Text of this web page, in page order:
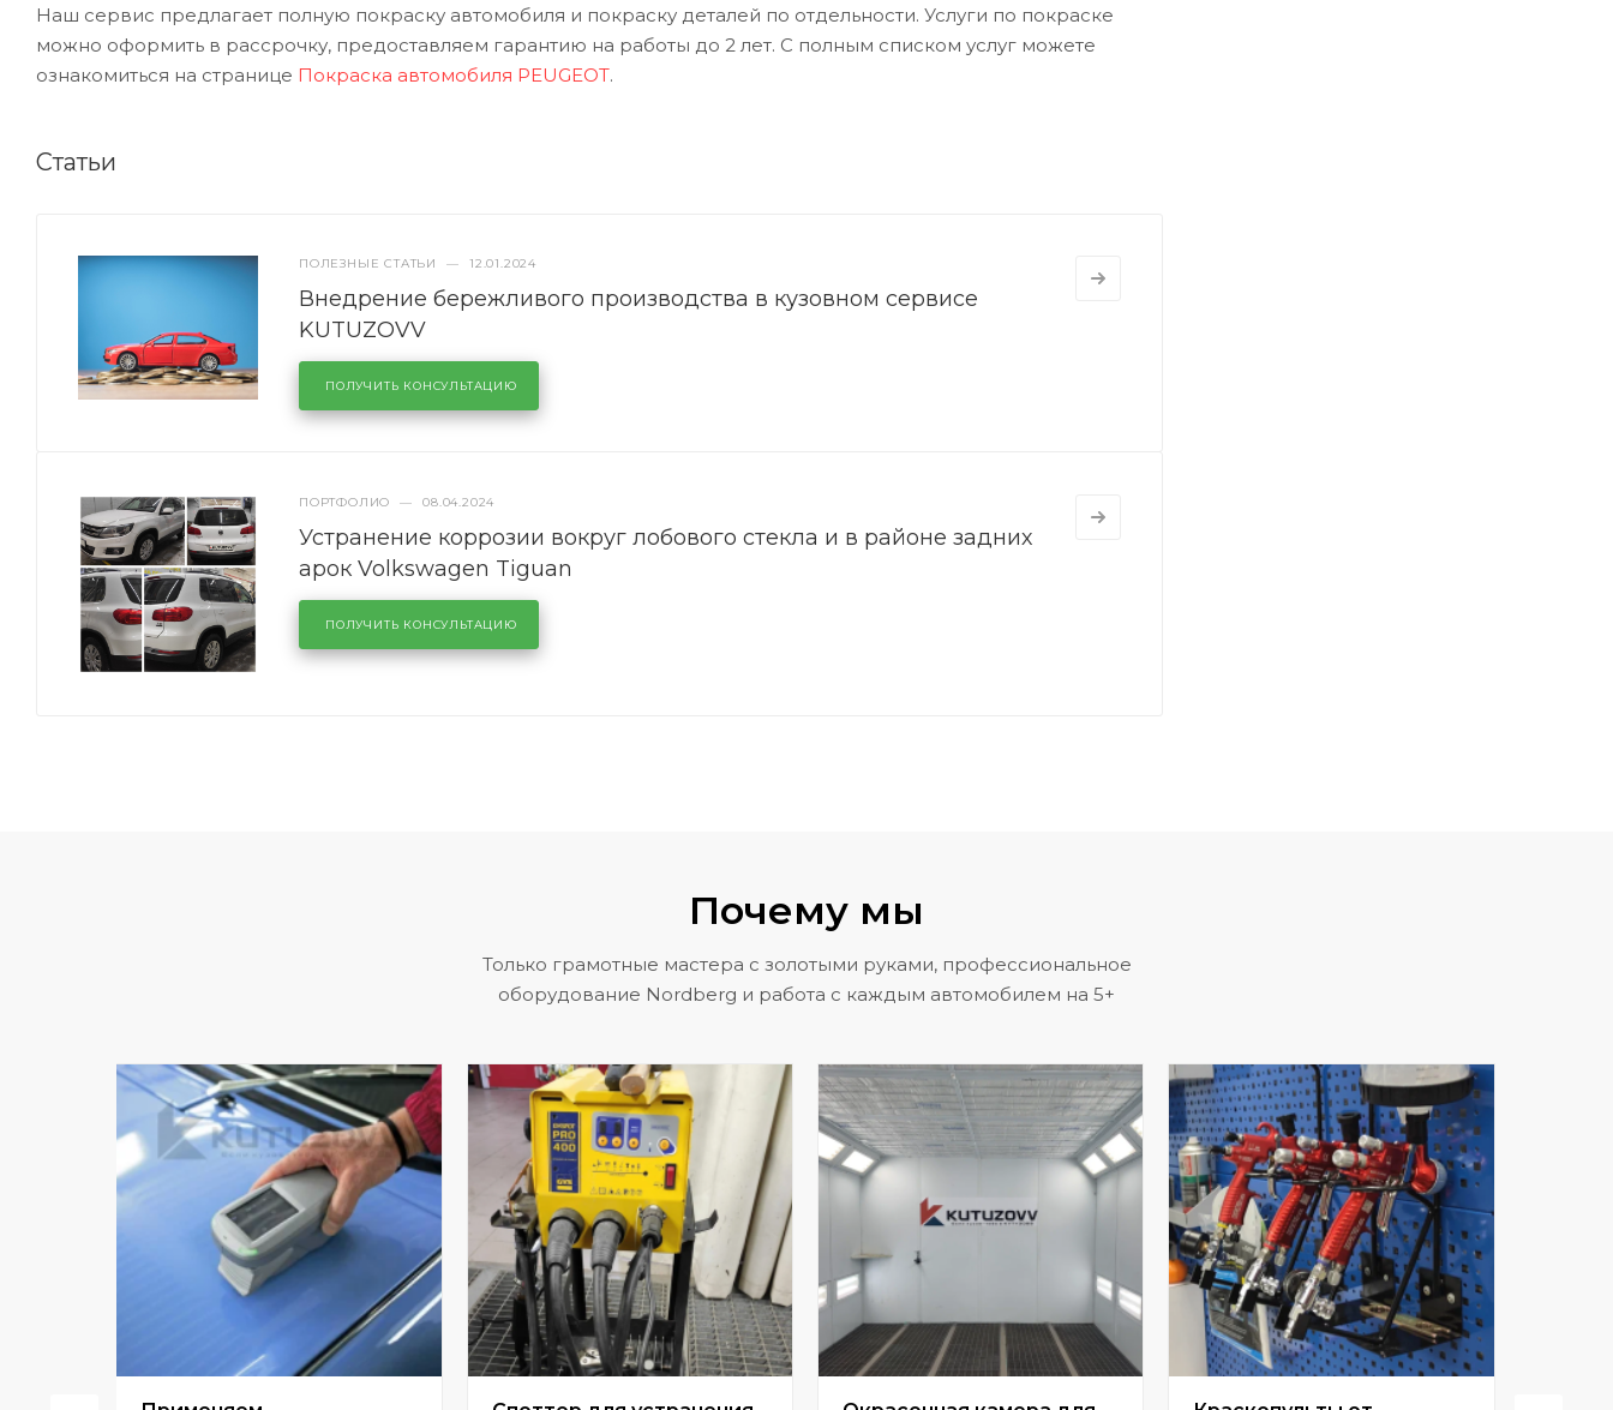
Наш сервис предлагает полную покраску автомобиля и покраску деталей по отдельности. Услуги по покраске
можно оформить в рассрочку, предоставляем гарантию на работы до 2 лет. С полным списком услуг можете
ознакомиться на странице Покраска автомобиля PEUGEOT.
Статьи
ПОЛЕЗНЫЕ СТАТЬИ — 12.01.2024
Внедрение бережливого производства в кузовном сервисе
KUTUZOVV
ПОЛУЧИТЬ КОНСУЛЬТАЦИЮ
ПОРТФОЛИО — 08.04.2024
Устранение коррозии вокруг лобового стекла и в районе задних
арок Volkswagen Tiguan
ПОЛУЧИТЬ КОНСУЛЬТАЦИЮ
Почему мы
Только грамотные мастера с золотыми руками, профессиональное
оборудование Nordberg и работа с каждым автомобилем на 5+